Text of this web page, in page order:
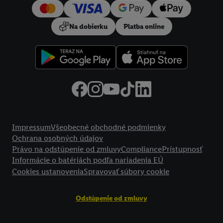
Na dobierku Platba online
ImpressumVšeobecné obchodné podmienky
Ochrana osobných údajov
Právo na odstúpenie od zmluvyCompliancePrístupnosť
Informácie o batériách podľa nariadenia EÚ
Cookies ustanoveniaSpravovať súbory cookie
Odstúpenie od zmluvy
používanie potrebných technológií. Kliknutím na "Súhlasím
vyjadríte súhlas so spracúvaním na všetky vyššie uvedené účely.
Ďalšie informácie vrátane informácií o dobe uchovávania
údajov a Vašom práve kedykoľvek odvolať súhlas s účinnosťou
do budúcnosti nájdete v našichzásadách ochrany osobných
.Imprint nájdete tu.